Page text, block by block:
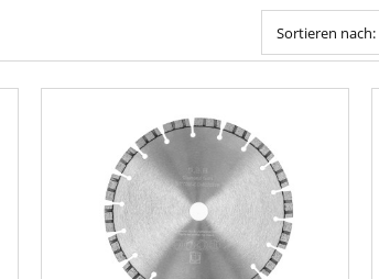
Sortieren nach: